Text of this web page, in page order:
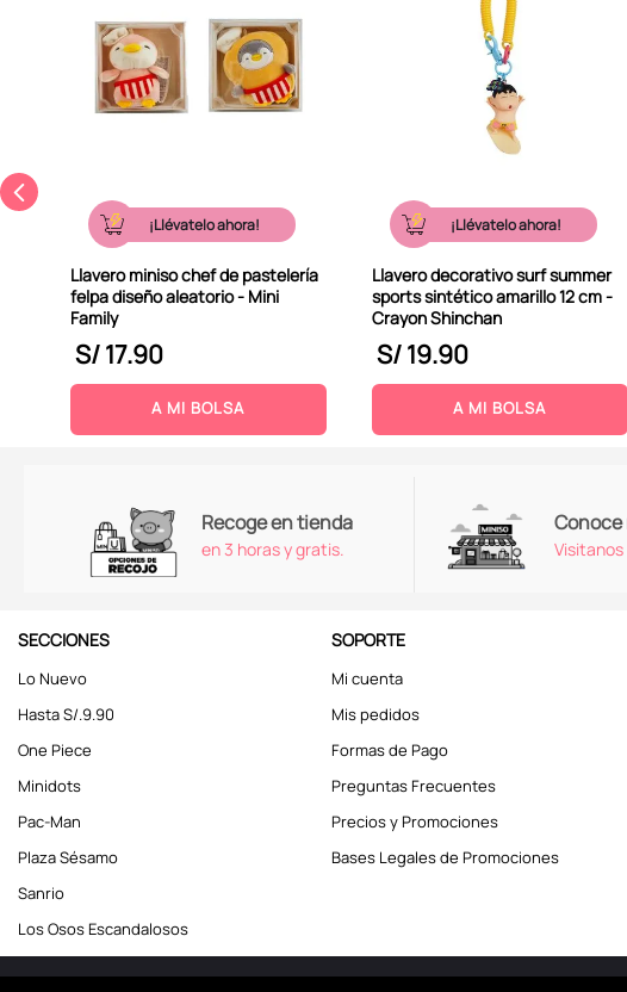
¡Llévatelo ahora!
Llavero miniso chef de pastelería
felpa diseño aleatorio - Mini
Family
S/17.90
A MI BOLSA
¡Llévatelo ahora!
Llavero decorativo surf summer
sports sintético amarillo 12 cm -
Crayon Shinchan
S/19.90
A MI BOLSA
Recoge en tienda
en 3 horas y gratis. Visitanos
SECCIONES
Lo Nuevo
Hasta S/.9.90
One Piece
Minidots
Pac-Man
Plaza Sésamo
Sanrio
Los Osos Escandalosos
SOPORTE
Mi cuenta
Mis pedidos
Formas de Pago
Preguntas Frecuentes
Precios y Promociones
Bases Legales de Promociones
Miniso Perú. Todos los derechos